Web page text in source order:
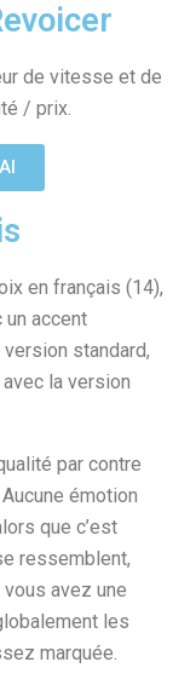
de vitesse et de
/ prix.
en français (14),
un accent
standard,
la version
par contre
émotion
que c’est
ressemblent,
avez une
les
marquée.